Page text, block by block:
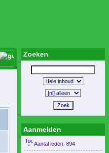
Zoeken
Aanmelden
Aantal leden: 894